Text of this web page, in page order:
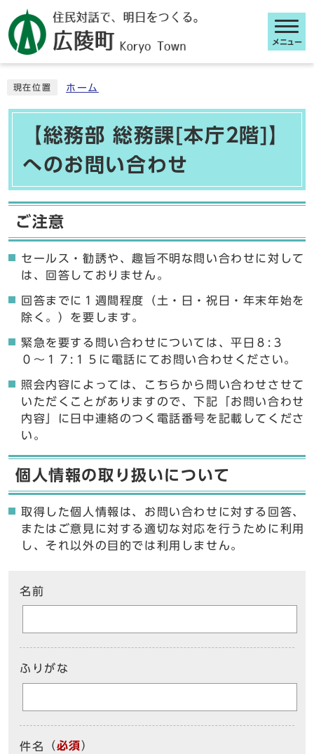
メニュー
現在位置 ホーム
【総務部 総務課[本庁2階]】
へのお問い合わせ
ご注意
セールス・勧誘や、趣旨不明な問い合わせに対して
は、回答しておりません。
回答までに１週間程度（土・日・祝日・年末年始を
除く。）を要します。
緊急を要する問い合わせについては、平日８:３
０〜１７:１５に電話にてお問い合わせください。
照会内容によっては、こちらから問い合わせさせて
いただくことがありますので、下記「お問い合わせ
内容」に日中連絡のつく電話番号を記載してくださ
い。
個人情報の取り扱いについて
取得した個人情報は、お問い合わせに対する回答、
またはご意見に対する適切な対応を行うために利用
し、それ以外の目的では利用しません。
名前
ふりがな
件名 （必須）